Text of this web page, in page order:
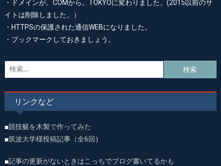
・ドメインが。COMから。TOKYOに変わりました。(2015以前のサ
イトは削除しました。）
・HTTPSの保護された通信WEBになりました。
・ブックマークしておきましょう。
索:
リンクなど
■競技艇を木製で作ってみた
■筑波大学様投稿記事（全6回 ）
■記事の更新がないときはこっちでブログ書いてるかも